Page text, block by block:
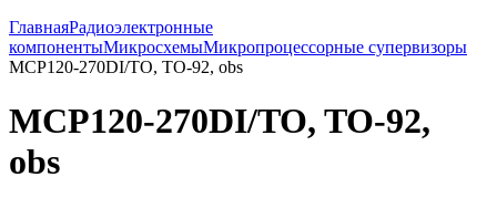
ГлавнаяРадиоэлектронные
компонентыМикросхемыМикропроцессорные супервизоры
MCP120-270DI/TO, TO-92, obs
MCP120-270DI/TO, TO-92,
obs